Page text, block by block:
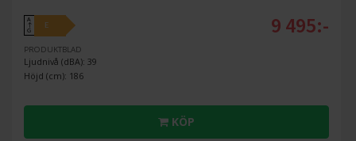
A
↑
G
E
PRODUKTBLAD
Ljudnivå (dBA): 39
Höjd (cm): 186
9 495:-
KÖP